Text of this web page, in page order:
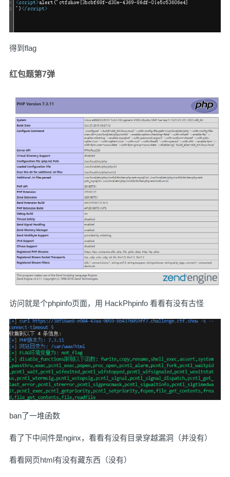
得到flag
红包题第7弹
访问就是个phpinfo页面，用 HackPhpinfo 看看有没有古怪
ban了一堆函数
看了下中间件是nginx，看看有没有目录穿越漏洞（并没有）
看看网页html有没有藏东西（没有）